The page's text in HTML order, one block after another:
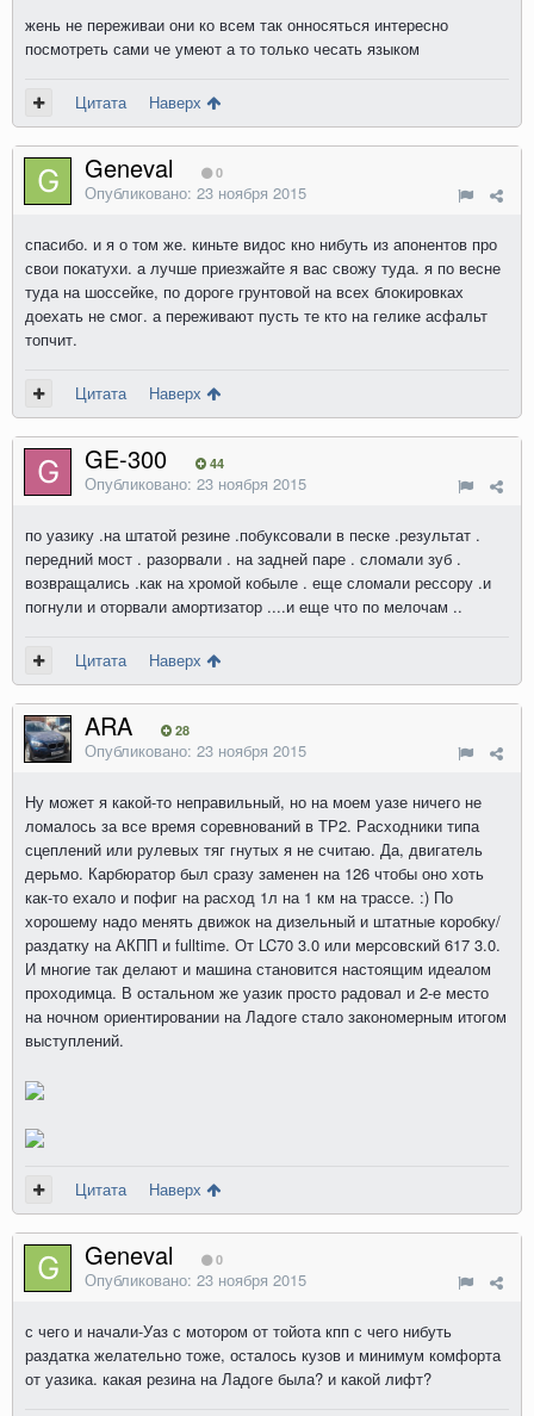
жень не переживаи они ко всем так онносяться интересно
посмотреть сами че умеют а то только чесать языком
Цитата Наверх
Geneval 0
Опубликовано: 23 ноября 2015
спасибо. и я о том же. киньте видос кно нибуть из апонентов про
свои покатухи. а лучше приезжайте я вас свожу туда. я по весне
туда на шоссейке, по дороге грунтовой на всех блокировках
доехать не смог. а переживают пусть те кто на гелике асфальт
топчит.
Цитата Наверх
GE-300 44
Опубликовано: 23 ноября 2015
по уазику .на штатой резине .побуксовали в песке .результат .
передний мост . разорвали . на задней паре . сломали зуб .
возвращались .как на хромой кобыле . еще сломали рессору .и
погнули и оторвали амортизатор ....и еще что по мелочам ..
Цитата Наверх
ARA 28
Опубликовано: 23 ноября 2015
Ну может я какой-то неправильный, но на моем уазе ничего не
ломалось за все время соревнований в ТР2. Расходники типа
сцеплений или рулевых тяг гнутых я не считаю. Да, двигатель
дерьмо. Карбюратор был сразу заменен на 126 чтобы оно хоть
как-то ехало и пофиг на расход 1л на 1 км на трассе. :) По
хорошему надо менять движок на дизельный и штатные коробку/
раздатку на АКПП и fulltime. От LC70 3.0 или мерсовский 617 3.0.
И многие так делают и машина становится настоящим идеалом
проходимца. В остальном же уазик просто радовал и 2-е место
на ночном ориентировании на Ладоге стало закономерным итогом
выступлений.
Цитата Наверх
Geneval 0
Опубликовано: 23 ноября 2015
с чего и начали-Уаз с мотором от тойота кпп с чего нибуть
раздатка желательно тоже, осталось кузов и минимум комфорта
от уазика. какая резина на Ладоге была? и какой лифт?